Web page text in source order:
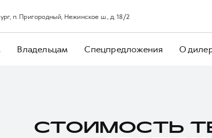
п. Пригородный, Нежинское ш., д. 18/2
Владельцам Спецпредложения О
СТОИМОСТЬ